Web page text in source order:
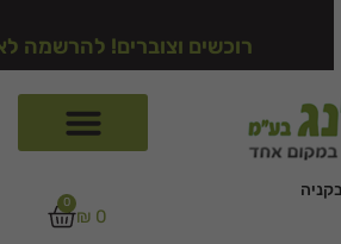
רוכשים וצוברים! להרשמה לאתר לחצו